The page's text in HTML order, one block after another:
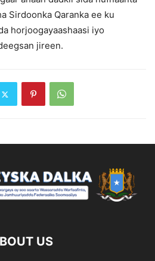
Sirdoonka Qaranka ee ku
horjoogayaashaasi iyo
jireen.
US